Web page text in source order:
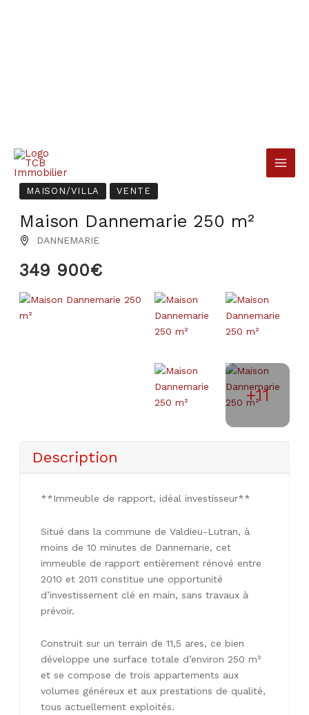
contenu
MAISON/VILLA VENTE
Maison Dannemarie 250 m²
DANNEMARIE
349 900€
+11
Description
**Immeuble de rapport, idéal investisseur**
Situé dans la commune de Valdieu-Lutran, à
moins de 10 minutes de Dannemarie, cet
immeuble de rapport entièrement rénové entre
2010 et 2011 constitue une opportunité
d’investissement clé en main, sans travaux à
prévoir.
Construit sur un terrain de 11,5 ares, ce bien
développe une surface totale d’environ 250 m²
et se compose de trois appartements aux
volumes généreux et aux prestations de qualité,
tous actuellement exploités.